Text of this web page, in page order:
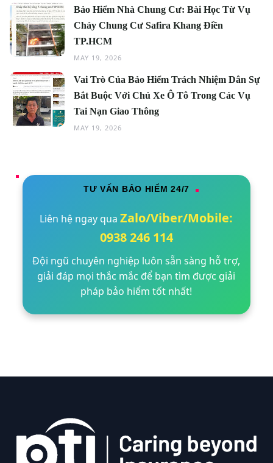
Bảo Hiểm Nhà Chung Cư: Bài Học Từ Vụ
Cháy Chung Cư Safira Khang Điền
TP.HCM
MAY 19, 2026
Vai Trò Của Bảo Hiểm Trách Nhiệm Dân Sự
Bắt Buộc Với Chủ Xe Ô Tô Trong Các Vụ
Tai Nạn Giao Thông
MAY 19, 2026
TƯ VẤN BẢO HIỂM 24/7
Liên hệ ngay quaZalo/Viber/Mobile:
0938 246 114
Đội ngũ chuyên nghiệp luôn sẵn sàng hỗ trợ,
giải đáp mọi thắc mắc để bạn tìm được giải
pháp bảo hiểm tốt nhất!